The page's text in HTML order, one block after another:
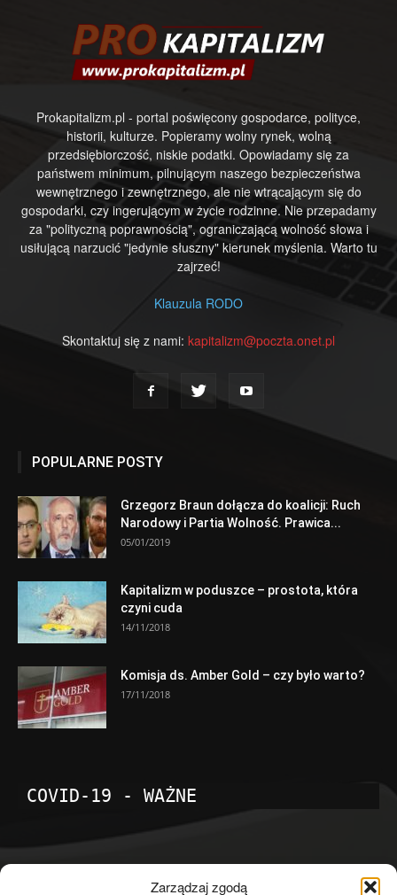
Zarządzaj zgodą
Prokapitalizm.pl - portal poświęcony gospodarce, polityce,
historii, kulturze. Popieramy wolny rynek, wolną
przedsiębiorczość, niskie podatki. Opowiadamy się za
państwem minimum, pilnującym naszego bezpieczeństwa
wewnętrznego i zewnętrznego, ale nie wtrącającym się do
gospodarki, czy ingerującym w życie rodzinne. Nie przepadamy
za "polityczną poprawnością", ograniczającą wolność słowa i
usiłującą narzucić "jedynie słuszny" kierunek myślenia. Warto tu
zajrzeć!
Klauzula RODO
Skontaktuj się z nami: kapitalizm@poczta.onet.pl
POPULARNE POSTY
Grzegorz Braun dołącza do koalicji: Ruch
Narodowy i Partia Wolność. Prawica...
05/01/2019
Kapitalizm w poduszce – prostota, która
czyni cuda
14/11/2018
Komisja ds. Amber Gold – czy było warto?
17/11/2018
COVID-19 - WAŻNE